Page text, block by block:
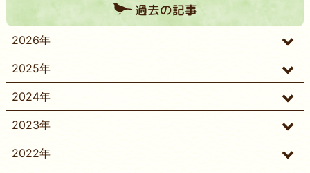
過去の記事
2026年
2025年
2024年
2023年
2022年